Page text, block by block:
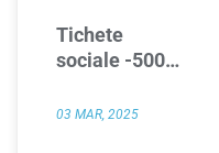
Tichete
sociale -500
83/2023
03 MAR, 2025